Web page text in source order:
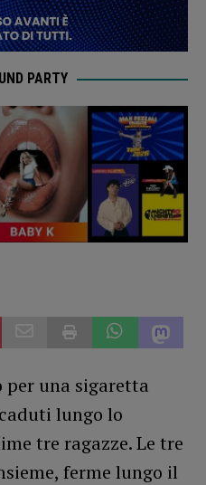
PARTY
per una sigaretta
lungo lo
tre ragazze. Le tre
ferme lungo il